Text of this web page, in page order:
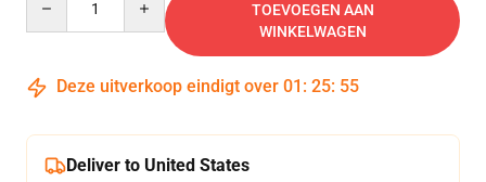
TOEVOEGEN AAN
WINKELWAGEN
Deze uitverkoop eindigt over 01 : 25: 54
Deliver to United States